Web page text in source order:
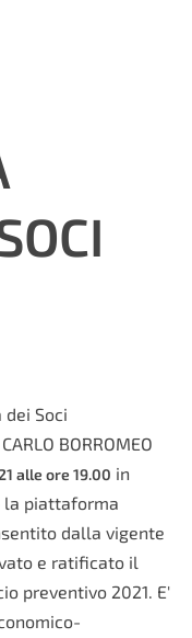
Soci
BORROMEO
alle ore 19.00 in
la piattaforma
dalla vigente
e ratificato il
preventivo 2021. E'